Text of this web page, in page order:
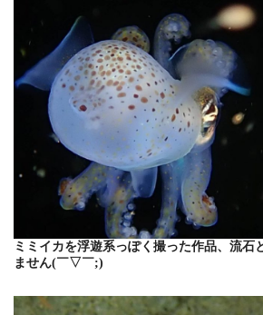
ミミイカを浮遊系っぽく撮った作品、流石
ません(￣▽￣;)